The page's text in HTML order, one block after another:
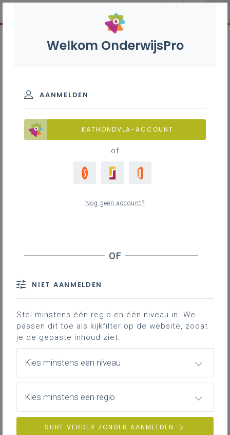
Betalen
Prijsafspraken vormingsaanbod
schooljaar 2026-2027 voor onze
leden en niet-leden
Afspraken
Alle financiële afspraken en prijsbepalingen
vanuit het Team Financiën. Voor vormingen
wordt een prijsverschil gehanteerd tussen
leden en niet-leden. Scholen met
Welkom OnderwijsPro
AANMELDEN
KATHONDVLA-ACCOUNT
of
Nog geen account?
NIET AANMELDEN
Stel minstens één regio en één niveau in. We
passen dit toe als kijkfilter op de website, zodat
je de gepaste inhoud ziet.
Kies minstens een niveau
Kies minstens een regio
SURF VERDER ZONDER AANMELDEN